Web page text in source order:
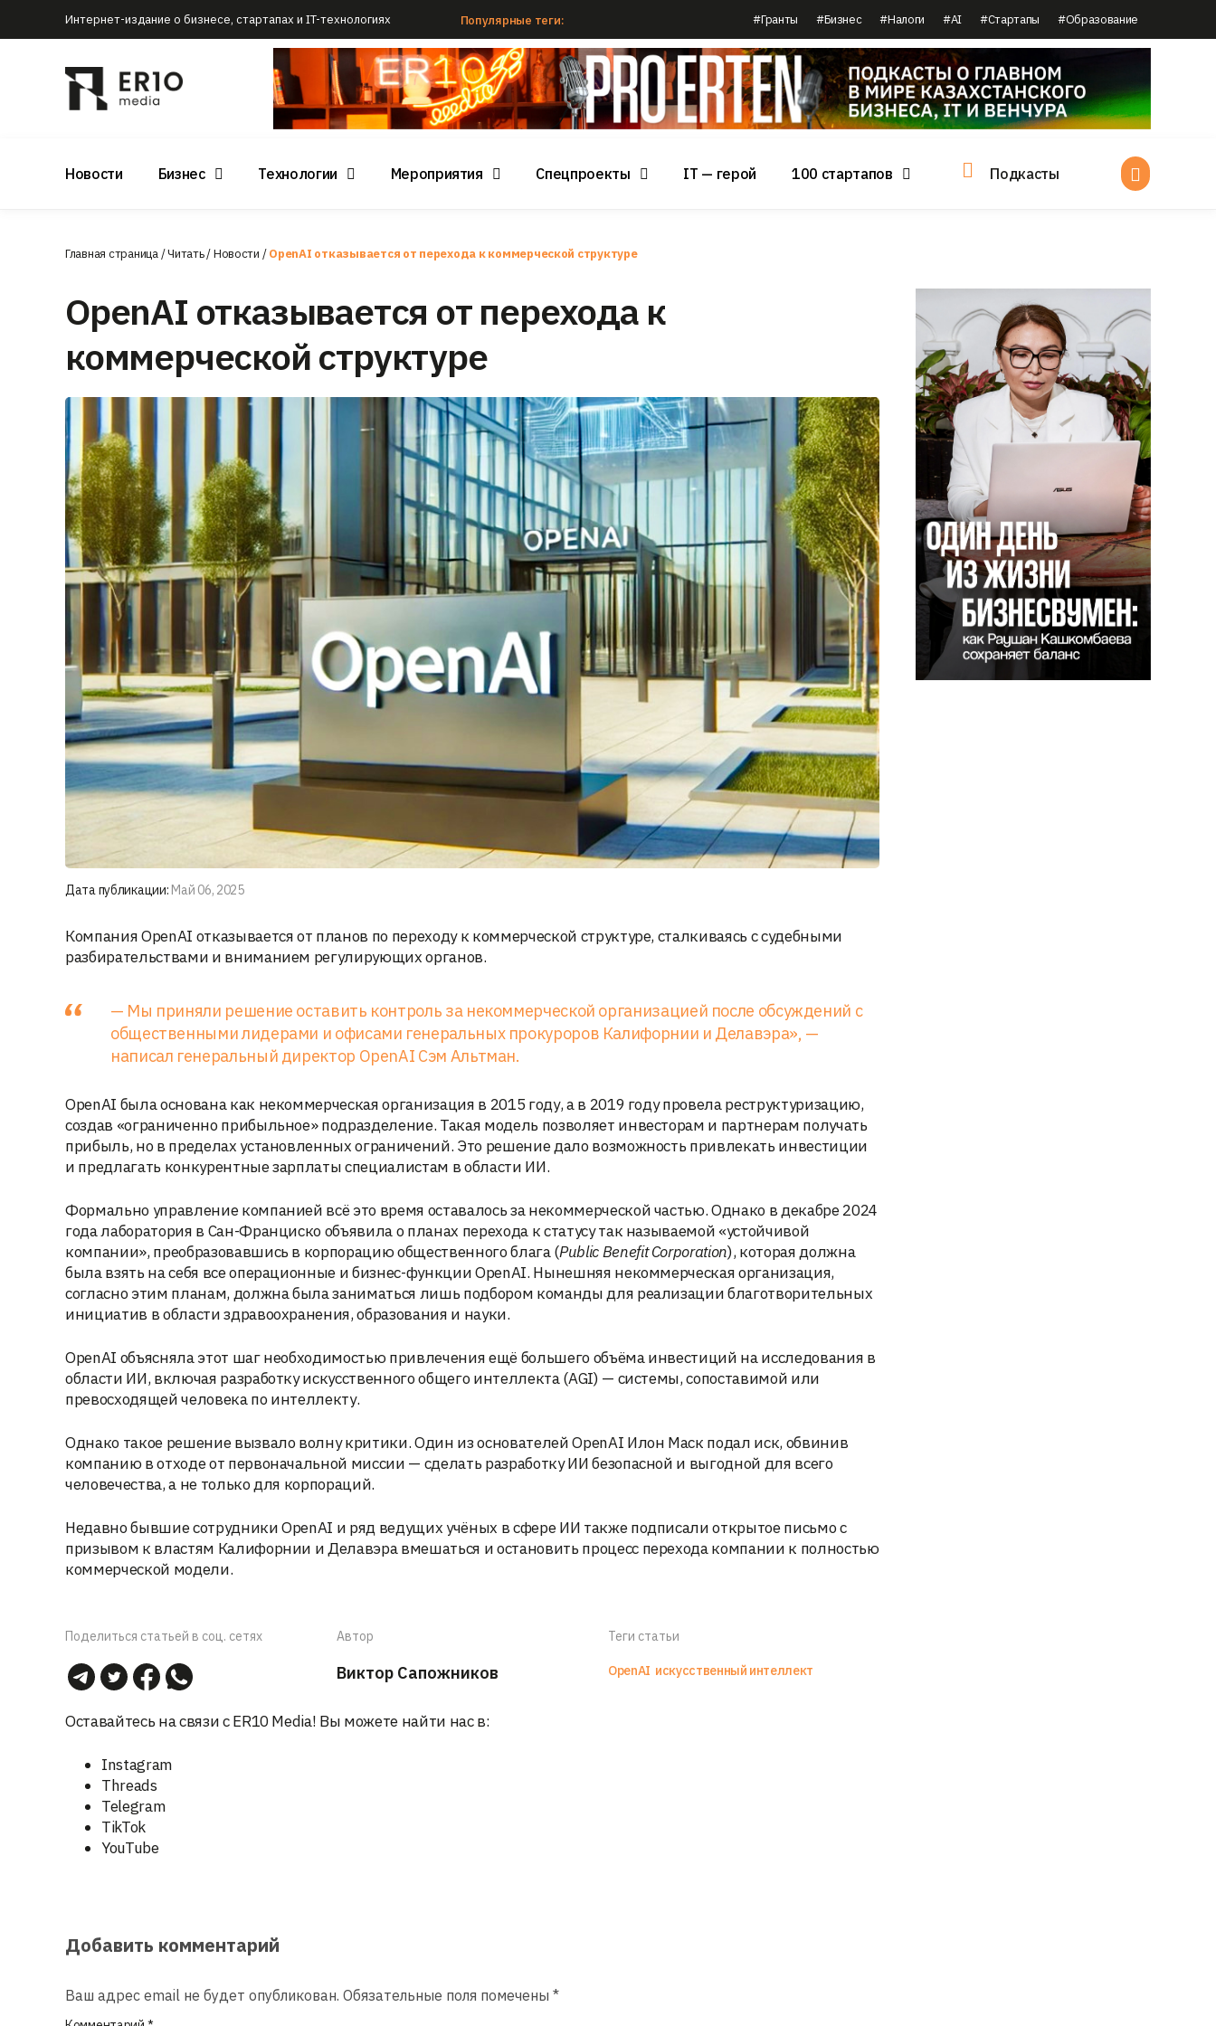
Интернет-издание о бизнесе, стартапах и IT-технологиях Популярные теги: #Гранты #Бизнес #Налоги #AI #Стартапы #Образование
Новости Бизнес Технологии Мероприятия Спецпроекты IT — герой 100 стартапов Подкасты
Главная страница/Читать/Новости /OpenAI отказывается от перехода к коммерческой структуре
OpenAI отказывается от перехода к
коммерческой структуре
Дата публикации: Май 06, 2025
Компания OpenAI отказывается от планов по переходу к коммерческой структуре, сталкиваясь с судебными
разбирательствами и вниманием регулирующих органов.
— Мы приняли решение оставить контроль за некоммерческой организацией после обсуждений с
общественными лидерами и офисами генеральных прокуроров Калифорнии и Делавэра», —
написал генеральный директор OpenAI Сэм Альтман.
OpenAI была основана как некоммерческая организация в 2015 году, а в 2019 году провела реструктуризацию,
создав «ограниченно прибыльное» подразделение. Такая модель позволяет инвесторам и партнерам получать
прибыль, но в пределах установленных ограничений. Это решение дало возможность привлекать инвестиции
и предлагать конкурентные зарплаты специалистам в области ИИ.
Формально управление компанией всё это время оставалось за некоммерческой частью. Однако в декабре 2024
года лаборатория в Сан-Франциско объявила о планах перехода к статусу так называемой «устойчивой
компании», преобразовавшись в корпорацию общественного блага (Public Benefit Corporation), которая должна
была взять на себя все операционные и бизнес-функции OpenAI. Нынешняя некоммерческая организация,
согласно этим планам, должна была заниматься лишь подбором команды для реализации благотворительных
инициатив в области здравоохранения, образования и науки.
OpenAI объясняла этот шаг необходимостью привлечения ещё большего объёма инвестиций на исследования в
области ИИ, включая разработку искусственного общего интеллекта (AGI) — системы, сопоставимой или
превосходящей человека по интеллекту.
Однако такое решение вызвало волну критики. Один из основателей OpenAI Илон Маск подал иск, обвинив
компанию в отходе от первоначальной миссии — сделать разработку ИИ безопасной и выгодной для всего
человечества, а не только для корпораций.
Недавно бывшие сотрудники OpenAI и ряд ведущих учёных в сфере ИИ также подписали открытое письмо с
призывом к властям Калифорнии и Делавэра вмешаться и остановить процесс перехода компании к полностью
коммерческой модели.
Поделиться статьей в соц. сетях Автор
Виктор Сапожников
Теги статьи
OpenAI искусственный интеллект
Оставайтесь на связи с ER10 Media! Вы можете найти нас в:
Instagram
Threads
Telegram
TikTok
YouTube
Добавить комментарий
Ваш адрес email не будет опубликован. Обязательные поля помечены *